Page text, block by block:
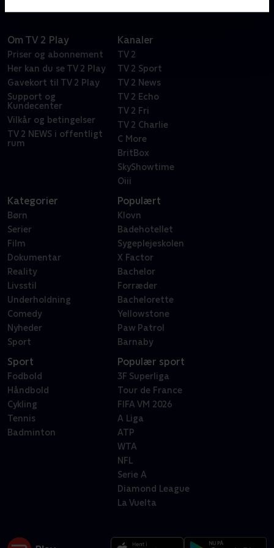
Om TV 2 Play
Priser og abonnement
Her kan du se TV 2 Play
Gavekort til TV 2 Play
Support og
Kundecenter
Vilkår og betingelser
TV 2 NEWS i offentligt
rum
Kanaler
TV 2
TV 2 Sport
TV 2 News
TV 2 Echo
TV 2 Fri
TV 2 Charlie
C More
BritBox
SkyShowtime
Oiii
Kategorier
Børn
Serier
Film
Dokumentar
Reality
Livsstil
Underholdning
Comedy
Nyheder
Sport
Populært
Klovn
Badehotellet
Sygeplejeskolen
X Factor
Bachelor
Forræder
Bachelorette
Yellowstone
Paw Patrol
Barnaby
Sport
Fodbold
Håndbold
Cykling
Tennis
Badminton
Populær sport
3F Superliga
Tour de France
FIFA VM 2026
A Liga
ATP
WTA
NFL
Serie A
Diamond League
La Vuelta